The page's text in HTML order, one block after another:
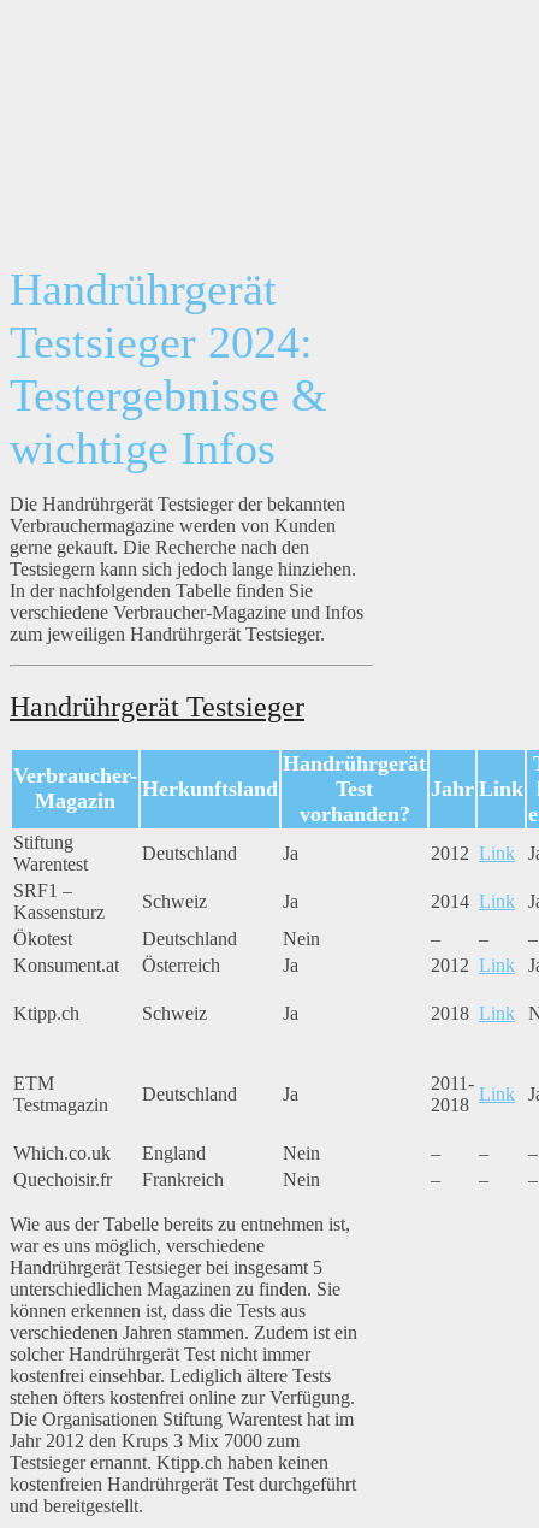
Handrührgerät
Testsieger 2024:
Testergebnisse &
wichtige Infos
Die Handrührgerät Testsieger der bekannten
Verbrauchermagazine werden von Kunden
gerne gekauft. Die Recherche nach den
Testsiegern kann sich jedoch lange hinziehen.
In der nachfolgenden Tabelle finden Sie
verschiedene Verbraucher-Magazine und Infos
zum jeweiligen Handrührgerät Testsieger.
Handrührgerät Testsieger
Verbraucher-
Magazin
Herkunftsland
Handrührgerät
Test
vorhanden?
Jahr Link
Stiftung
Warentest
Deutschland Ja 2012 Link
SRF1 –
Kassensturz
Schweiz Ja 2014 Link
Ökotest
Deutschland Nein – –
–
Konsument.at
Österreich Ja 2012 Link
Ktipp.ch Schweiz Ja 2018 Link
ETM
Testmagazin
Deutschland Ja
2011-
2018
Link
Which.co.uk England Nein – –
–
Quechoisir.fr
Frankreich Nein – – –
Wie aus der Tabelle bereits zu entnehmen ist,
war es uns möglich, verschiedene
Handrührgerät Testsieger bei insgesamt 5
unterschiedlichen Magazinen zu finden. Sie
können erkennen ist, dass die Tests aus
verschiedenen Jahren stammen. Zudem ist ein
solcher Handrührgerät Test nicht immer
kostenfrei einsehbar. Lediglich ältere Tests
stehen öfters kostenfrei online zur Verfügung.
Die Organisationen Stiftung Warentest hat im
Jahr 2012 den Krups 3 Mix 7000 zum
Testsieger ernannt. Ktipp.ch haben keinen
kostenfreien Handrührgerät Test durchgeführt
und bereitgestellt.